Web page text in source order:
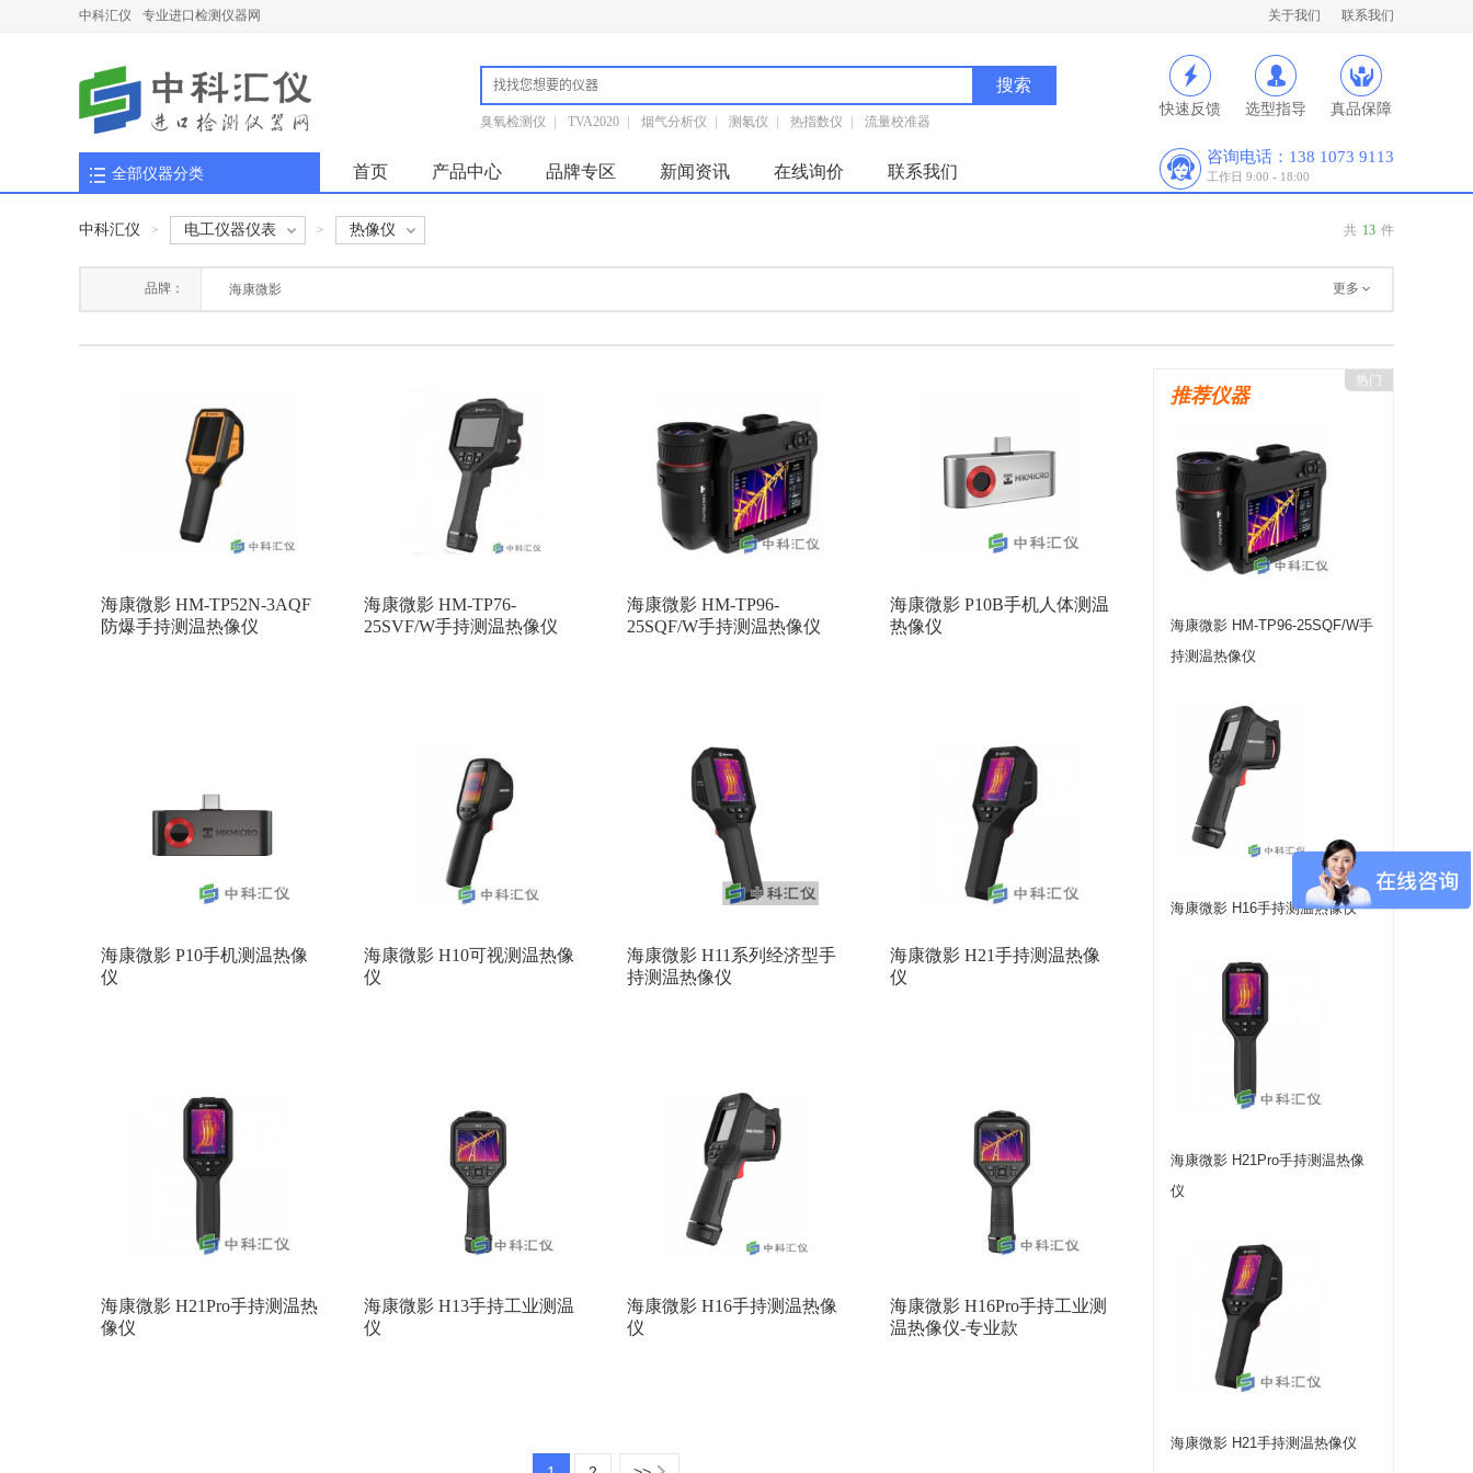
中科汇仪 专业进口检测仪器网 关于我们 联系我们
快速反馈 选型指导 真品保障
臭氧检测仪 TVA2020 烟气分析仪 测氡仪 热指数仪 流量校准器
首页 产品中心 品牌专区 新闻资讯 在线询价 联系我们
咨询电话：138 1073 9113
工作日 9:00 - 18:00
全部仪器分类
共 13 件
中科汇仪 > 电工仪器仪表 > 热像仪
品牌： 海康微影 更多
海康微影 HM-TP52N-3AQF
防爆手持测温热像仪
海康微影 HM-TP76-
25SVF/W手持测温热像仪
海康微影 HM-TP96-
25SQF/W手持测温热像仪
海康微影 P10B手机人体测温
热像仪
海康微影 P10手机测温热像
仪
海康微影 H10可视测温热像
仪
海康微影 H11系列经济型手
持测温热像仪
海康微影 H21手持测温热像
仪
海康微影 H21Pro手持测温热
像仪
海康微影 H13手持工业测温
仪
海康微影 H16手持测温热像
仪
海康微影 H16Pro手持工业测
温热像仪-专业款
热门
推荐仪器
海康微影 HM-TP96-25SQF/W手
持测温热像仪
海康微影 H16手持测温热像仪
海康微影 H21Pro手持测温热像
仪
海康微影 H21手持测温热像仪